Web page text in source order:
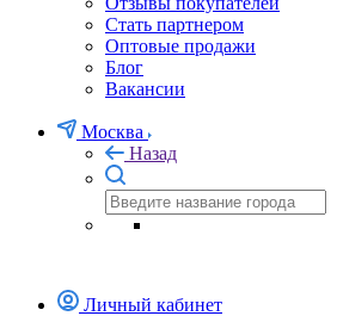
Стать партнером
Оптовые продажи
Блог
Вакансии
Москва
Назад
Личный кабинет